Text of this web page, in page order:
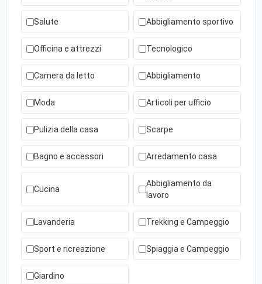
Salute Abbigliamento sportivo
Officina e attrezzi Tecnologico
Camera da letto Abbigliamento
Moda Articoli per ufficio
Pulizia della casa Scarpe
Bagno e accessori Arredamento casa
Cucina
Abbigliamento da
lavoro
Lavanderia Trekking e Campeggio
Sport e ricreazione Spiaggia e Campeggio
Giardino